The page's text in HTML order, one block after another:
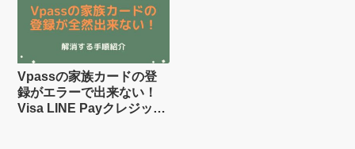
Vpassの家族カードの登
録がエラーで出来ない！
Visa LINE Payクレジット